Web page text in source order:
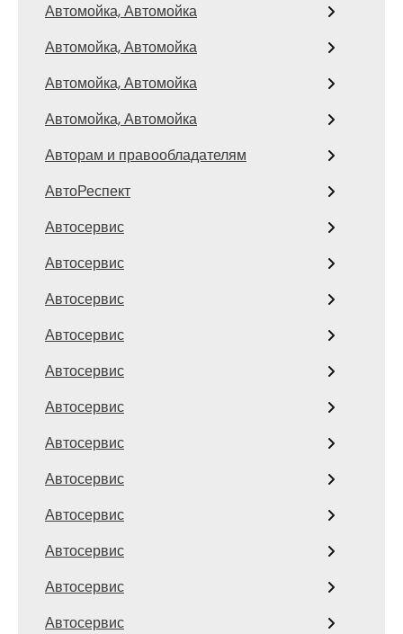
Автомойка, Автомойка
Автомойка, Автомойка
Автомойка, Автомойка
Автомойка, Автомойка
Авторам и правообладателям
АвтоРеспект
Автосервис
Автосервис
Автосервис
Автосервис
Автосервис
Автосервис
Автосервис
Автосервис
Автосервис
Автосервис
Автосервис
Автосервис